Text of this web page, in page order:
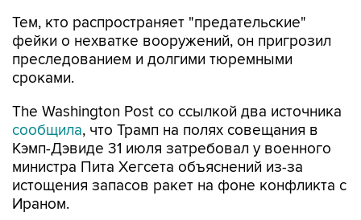
Тем, кто распространяет "предательские"
фейки о нехватке вооружений, он пригрозил
преследованием и долгими тюремными
сроками.
The Washington Post со ссылкой два источника
сообщила, что Трамп на полях совещания в
Кэмп-Дэвиде 31 июля затребовал у военного
министра Пита Хегсета объяснений из-за
истощения запасов ракет на фоне конфликта с
Ираном.